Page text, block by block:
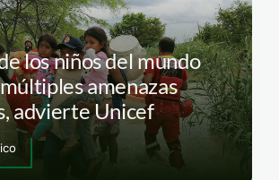
los niños del mundo
amenazas
advierte Unicef